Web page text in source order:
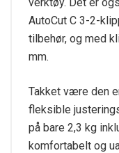
AutoCut C 3-2-
tilbehør, og med
mm.
Takket være den
fleksible
på bare 2,3 kg
komfortabelt og